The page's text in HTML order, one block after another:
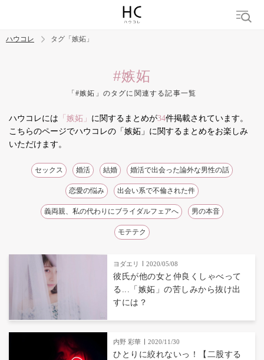
結婚 セックス カップル 男の本音 モテテク 婚活
ハウコレ タグ「嫉妬」
#嫉妬
「#嫉妬」のタグに関連する記事一覧
ハウコレには 「嫉妬」 に関するまとめが34件掲載されています。
こちらのページでハウコレの「嫉妬」に関するまとめをお楽しみ
いただけます。
セックス 婚活 結婚 婚活で出会った論外な男性の話
恋愛の悩み 出会い系で不倫された件
義両親、私の代わりにブライダルフェアへ 男の本音
モテテク
ヨダエリ 2020/05/08
彼氏が他の女と仲良くしゃべって
る...「嫉妬」の苦しみから抜け出
すには？
内野 彩華 2020/11/30
ひとりに絞れないっ！【二股する